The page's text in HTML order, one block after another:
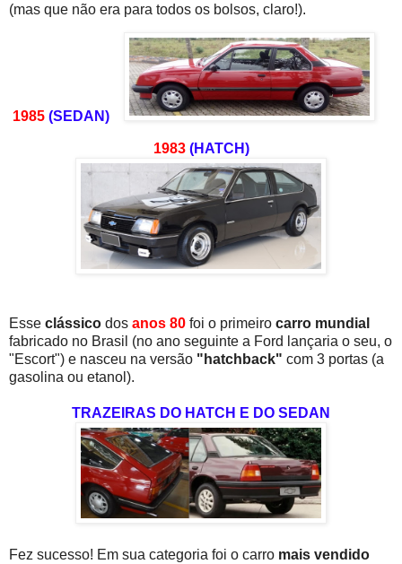
(mas que não era para todos os bolsos, claro!).
1985(SEDAN)
1983 (HATCH)
Esse clássico dos anos 80 foi o primeiro carro mundial
fabricado no Brasil (no ano seguinte a Ford lançaria o seu, o
"Escort") e nasceu na versão "hatchback" com 3 portas (a
gasolina ou etanol).
TRAZEIRAS DO HATCH E DO SEDAN
Fez sucesso! Em sua categoria foi o carro mais vendido